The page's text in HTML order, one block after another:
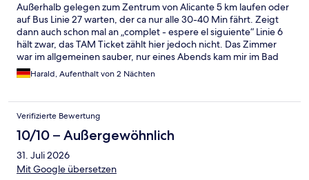
Außerhalb gelegen zum Zentrum von Alicante 5 km laufen oder
auf Bus Linie 27 warten, der ca nur alle 30-40 Min fährt. Zeigt
dann auch schon mal an „complet - espere el siguiente“ Linie 6
hält zwar, das TAM Ticket zählt hier jedoch nicht. Das Zimmer
war im allgemeinen sauber, nur eines Abends kam mir im Bad
eine Cucaracha entgegen. Zimmer im EG ist vllt anfällig hierfür.
An der Rezeption hat man sich zwar dafür entschuldigt, aber so
Harald, Aufenthalt von 2 Nächten
Verifizierte Bewertung
10/10 – Außergewöhnlich
31. Juli 2026
Mit Google übersetzen